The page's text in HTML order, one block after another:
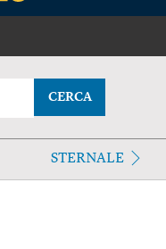
CERCA
STERNALE